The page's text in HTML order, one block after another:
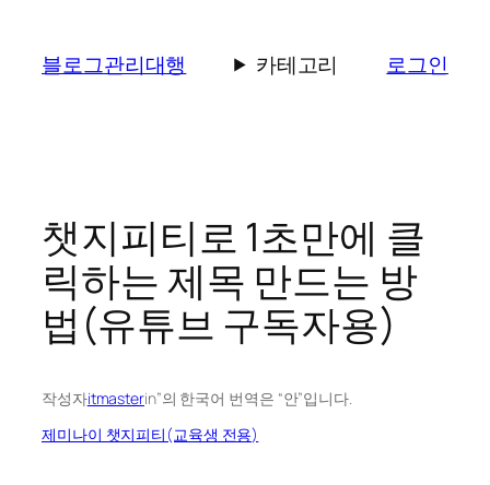
블로그관리대행 카테고리 로그인
챗지피티로 1초만에 클
릭하는 제목 만드는 방
법(유튜브 구독자용)
작성자itmasterin”의 한국어 번역은 “안”입니다.
제미나이 챗지피티(교육생 전용)